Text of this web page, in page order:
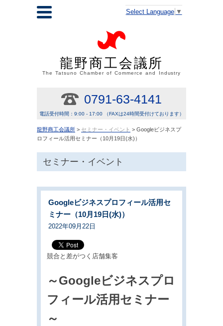
Select Language ▼
龍野商工会議所
The Tatsuno Chamber of Commerce and Industry
0791-63-4141
電話受付時間：9:00 - 17:00 （FAXは24時間受付けております）
龍野商工会議所 > セミナー・イベント > Googleビジネスプ
ロフィール活用セミナー（10月19日(水)）
セミナー・イベント
Googleビジネスプロフィール活用セ
ミナー（10月19日(水)）
2022年09月22日
競合と差がつく店舗集客
～Googleビジネスプロ
フィール活用セミナー
～